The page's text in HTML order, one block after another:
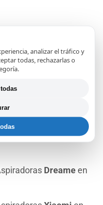
Philipsen
Roidmien
Dreameen
analizar el tráfico y
todas, rechazarlas o